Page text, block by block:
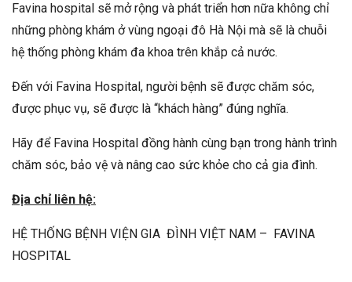
Favina hospital sẽ mở rộng và phát triển hơn nữa không chỉ
những phòng khám ở vùng ngoại đô Hà Nội mà sẽ là chuỗi
hệ thống phòng khám đa khoa trên khắp cả nước.
Đến với Favina Hospital, người bệnh sẽ được chăm sóc,
được phục vụ, sẽ được là “khách hàng” đúng nghĩa.
Hãy để Favina Hospital đồng hành cùng bạn trong hành trình
chăm sóc, bảo vệ và nâng cao sức khỏe cho cả gia đình.
Địa chỉ liên hệ:
HỆ THỐNG BỆNH VIỆN GIA ĐÌNH VIỆT NAM – FAVINA
HOSPITAL